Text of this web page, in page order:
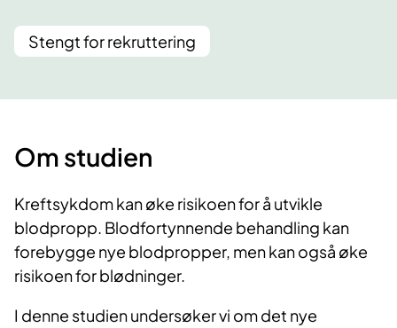
Stengt for rekruttering
Om studien
Kreftsykdom kan øke risikoen for å utvikle
blodpropp. Blodfortynnende behandling kan
forebygge nye blodpropper, men kan også øke
risikoen for blødninger.
I denne studien undersøker vi om det nye